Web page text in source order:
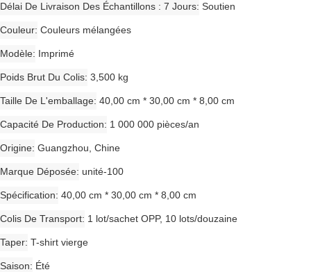
Délai De Livraison Des Échantillons : 7 Jours Soutien
Couleur Couleurs mélangées
Modèle Imprimé
Poids Brut Du Colis 3,500 kg
Taille De L'emballage 40,00 cm * 30,00 cm * 8,00 cm
Capacité De Production 1 000 000 pièces/an
Origine Guangzhou, Chine
Marque Déposée unité-100
Spécification 40,00 cm * 30,00 cm * 8,00 cm
Colis De Transport 1 lot/sachet OPP, 10 lots/douzaine
Taper T-shirt vierge
Saison Été